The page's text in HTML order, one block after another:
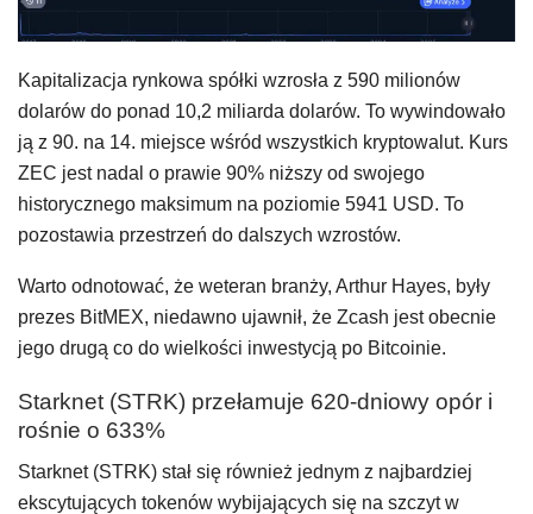
Kapitalizacja rynkowa spółki wzrosła z 590 milionów
dolarów do ponad 10,2 miliarda dolarów. To wywindowało
ją z 90. na 14. miejsce wśród wszystkich kryptowalut. Kurs
ZEC jest nadal o prawie 90% niższy od swojego
historycznego maksimum na poziomie 5941 USD. To
pozostawia przestrzeń do dalszych wzrostów.
Warto odnotować, że weteran branży, Arthur Hayes, były
prezes BitMEX, niedawno ujawnił, że Zcash jest obecnie
jego drugą co do wielkości inwestycją po Bitcoinie.
Starknet (STRK) przełamuje 620-dniowy opór i
rośnie o 633%
Starknet (STRK) stał się również jednym z najbardziej
ekscytujących tokenów wybijających się na szczyt w